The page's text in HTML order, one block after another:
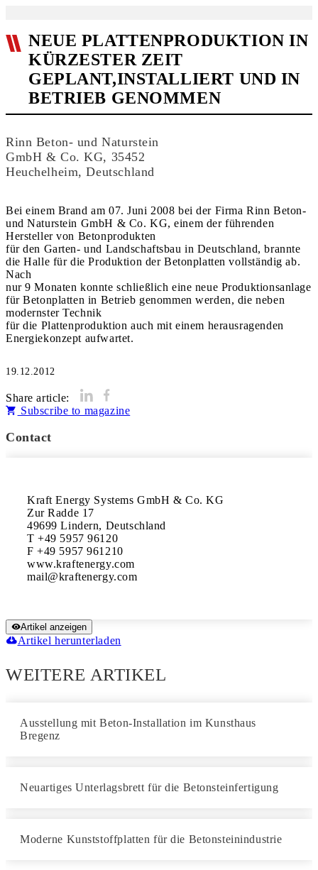
NEUE PLATTENPRODUKTION IN
KÜRZESTER ZEIT
GEPLANT,INSTALLIERT UND IN
BETRIEB GENOMMEN
Rinn Beton- und Naturstein
GmbH & Co. KG, 35452
Heuchelheim, Deutschland
Bei einem Brand am 07. Juni 2008 bei der Firma Rinn Beton-
und Naturstein GmbH & Co. KG, einem der führenden
Hersteller von Betonprodukten
für den Garten- und Landschaftsbau in Deutschland, brannte
die Halle für die Produktion der Betonplatten vollständig ab.
Nach
nur 9 Monaten konnte schließlich eine neue Produktionsanlage
für Betonplatten in Betrieb genommen werden, die neben
modernster Technik
für die Plattenproduktion auch mit einem herausragenden
Energiekonzept aufwartet.
19.12.2012
Share article:
Subscribe to magazine
Contact
Kraft Energy Systems GmbH & Co. KG
Zur Radde 17
49699 Lindern, Deutschland
T +49 5957 96120
F +49 5957 961210
www.kraftenergy.com
Artikel anzeigen
Artikel herunterladen
WEITERE ARTIKEL
Ausstellung mit Beton-Installation im Kunsthaus
Bregenz
Neuartiges Unterlagsbrett für die Betonsteinfertigung
Moderne Kunststoffplatten für die Betonsteinindustrie